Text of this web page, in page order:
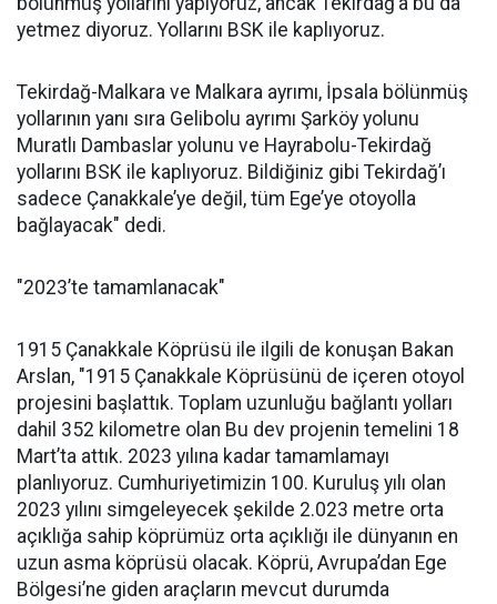
yetmez diyoruz. Yollarını BSK ile kaplıyoruz.
Tekirdağ-Malkara ve Malkara ayrımı, İpsala bölünmüş
yollarının yanı sıra Gelibolu ayrımı Şarköy yolunu
Muratlı Dambaslar yolunu ve Hayrabolu-Tekirdağ
yollarını BSK ile kaplıyoruz. Bildiğiniz gibi Tekirdağ’ı
sadece Çanakkale’ye değil, tüm Ege’ye otoyolla
bağlayacak" dedi.
"2023’te tamamlanacak"
1915 Çanakkale Köprüsü ile ilgili de konuşan Bakan
Arslan, "1915 Çanakkale Köprüsünü de içeren otoyol
projesini başlattık. Toplam uzunluğu bağlantı yolları
dahil 352 kilometre olan Bu dev projenin temelini 18
Mart’ta attık. 2023 yılına kadar tamamlamayı
planlıyoruz. Cumhuriyetimizin 100. Kuruluş yılı olan
2023 yılını simgeleyecek şekilde 2.023 metre orta
açıklığa sahip köprümüz orta açıklığı ile dünyanın en
uzun asma köprüsü olacak. Köprü, Avrupa’dan Ege
Bölgesi’ne giden araçların mevcut durumda